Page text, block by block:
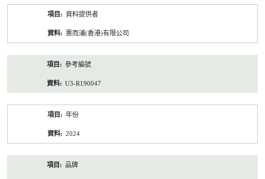
資料提供者
惠而浦(香港)有限公司
參考編號
U3-R190047
年份
2024
品牌